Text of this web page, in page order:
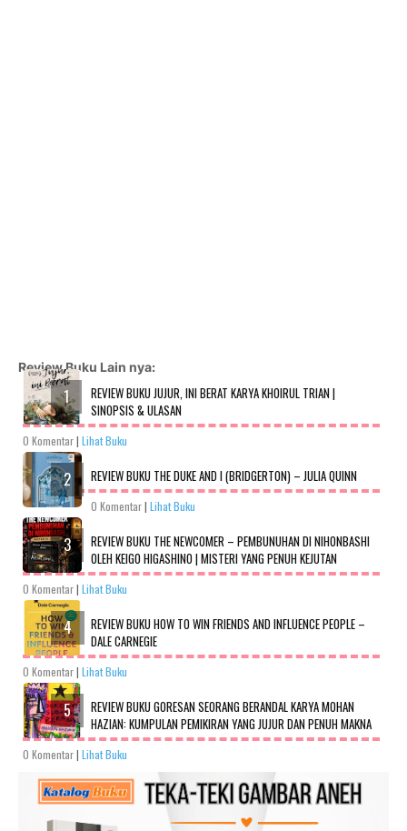
Review Buku Lain nya:
REVIEW BUKU JUJUR, INI BERAT KARYA KHOIRUL TRIAN |
SINOPSIS & ULASAN
0 Komentar| Lihat Buku
REVIEW BUKU THE DUKE AND I (BRIDGERTON) – JULIA QUINN
0 Komentar| Lihat Buku
REVIEW BUKU THE NEWCOMER – PEMBUNUHAN DI NIHONBASHI
OLEH KEIGO HIGASHINO | MISTERI YANG PENUH KEJUTAN
0 Komentar| Lihat Buku
REVIEW BUKU HOW TO WIN FRIENDS AND INFLUENCE PEOPLE –
DALE CARNEGIE
0 Komentar| Lihat Buku
REVIEW BUKU GORESAN SEORANG BERANDAL KARYA MOHAN
HAZIAN: KUMPULAN PEMIKIRAN YANG JUJUR DAN PENUH MAKNA
0 Komentar| Lihat Buku